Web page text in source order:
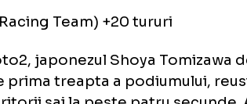
(San Carlo Honda Gresini)